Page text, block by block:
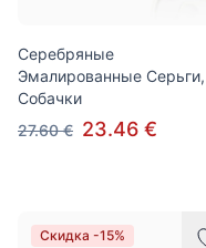
Серебряные
Эмалированные Серьги,
Собачки
27.60 € 23.46 €
Скидка -15%